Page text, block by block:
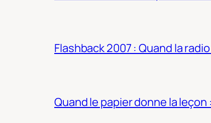
Flashback 2007 : Quand la
Quand le papier donne la